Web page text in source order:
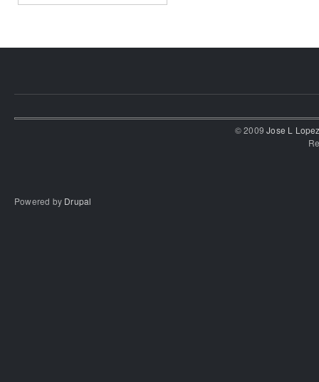
© 2009Jose L
Powered by Drupal